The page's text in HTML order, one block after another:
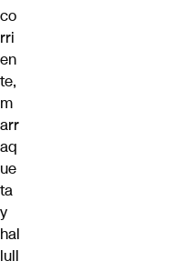
co
rri
en
te,
m
arr
aq
ue
ta
y
hal
lull